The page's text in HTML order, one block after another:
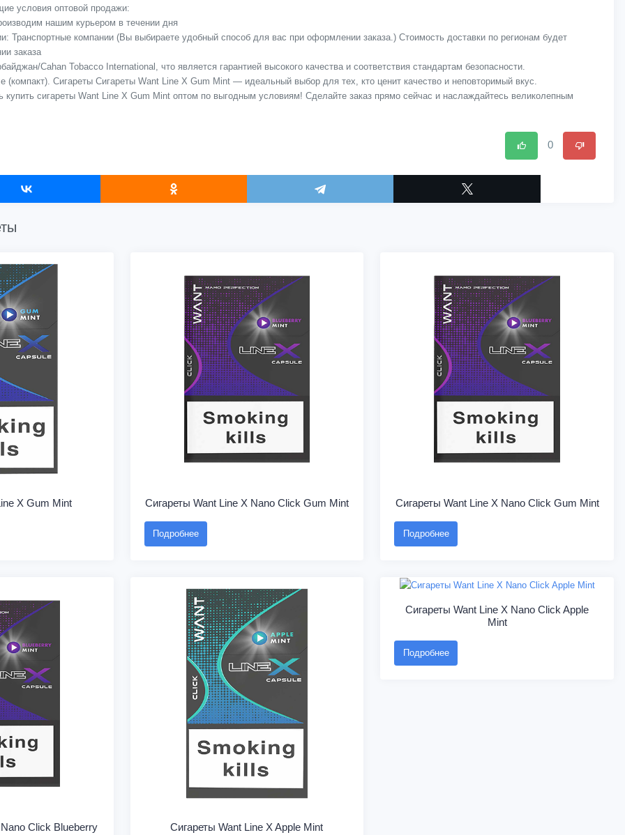
условия оптовой продажи:
нашим курьером в течении дня
Транспортные компании (Вы выбираете удобный способ для вас при оформлении заказа.) Стоимость доставки по регионам будет
заказа
Cahan Tobacco International, что является гарантией высокого качества и соответствия стандартам безопасности.
(компакт). Сигареты Сигареты Want Line X Gum Mint — идеальный выбор для тех, кто ценит качество и неповторимый вкус.
купить сигареты Want Line X Gum Mint оптом по выгодным условиям! Сделайте заказ прямо сейчас и наслаждайтесь великолепным
0
X Gum Mint Сигареты Want Line X Nano Click Gum Mint
Подробнее
Сигареты Want Line X Nano Click Gum Mint
Подробнее
Click Blueberry
Сигареты Want Line X Apple Mint
Сигареты Want Line X Nano Click Apple
Mint
Подробнее